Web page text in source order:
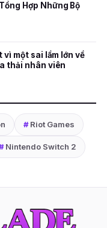
Hợp Những Bộ
một sai lầm lớn về
thải nhân viên
#Riot Games
Nintendo Switch 2